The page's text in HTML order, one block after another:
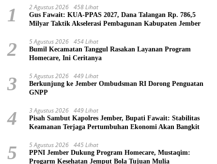
1 2 Agustus 2026 458 Lihat
Gus Fawait: KUA-PPAS 2027, Dana Talangan Rp. 786,5
Milyar Taktik Akselerasi Pembagunan Kabupaten Jember
2 5 Agustus 2026 454 Lihat
Bumil Kecamatan Tanggul Rasakan Layanan Program
Homecare, Ini Ceritanya
3 5 Agustus 2026 449 Lihat
Berkunjung ke Jember Ombudsman RI Dorong Penguatan
GNPP
4 3 Agustus 2026 449 Lihat
Pisah Sambut Kapolres Jember, Bupati Fawait: Stabilitas
Keamanan Terjaga Pertumbuhan Ekonomi Akan Bangkit
5 5 Agustus 2026 445 Lihat
PPNI Jember Dukung Program Homecare, Mustaqim:
Progarm Kesehatan Jemput Bola Tujuan Mulia